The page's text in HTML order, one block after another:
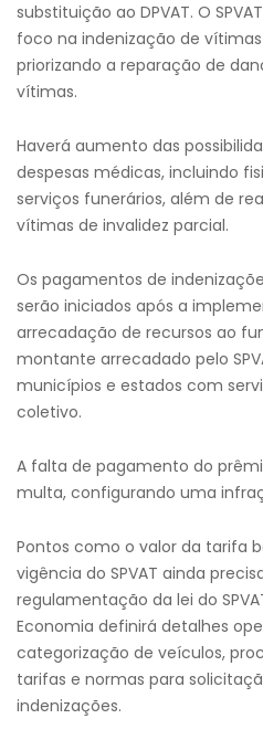
substituição ao DPVAT. O
foco na indenização de
priorizando a reparação de
vítimas.
Haverá aumento das
despesas médicas, incluindo
serviços funerários, além de
vítimas de invalidez parcial.
Os pagamentos de
serão iniciados após a
arrecadação de recursos ao
montante arrecadado pelo
municípios e estados com
coletivo.
A falta de pagamento do
multa, configurando uma
Pontos como o valor da tarifa
vigência do SPVAT ainda
regulamentação da lei do
Economia definirá detalhes
categorização de veículos,
tarifas e normas para
indenizações.